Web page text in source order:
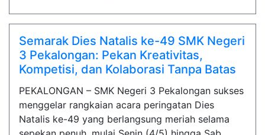
Semarak Dies Natalis ke-49 SMK Negeri
3 Pekalongan: Pekan Kreativitas,
Kompetisi, dan Kolaborasi Tanpa Batas
PEKALONGAN – SMK Negeri 3 Pekalongan sukses
menggelar rangkaian acara peringatan Dies
Natalis ke-49 yang berlangsung meriah selama